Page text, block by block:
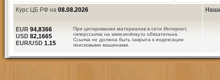
Курс ЦБ РФ на 08.08.2026
При цитировании материалов в сети Интернет,
гиперссылка на www.sevkray.ru обязательна.
Ссылка не должна быть закрыта к индексации
поисковыми машинами.
EUR 94,8366
USD 82,1665
EUR/USD 1.15